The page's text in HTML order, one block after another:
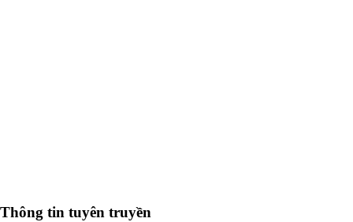
Thông tin tuyên truyền